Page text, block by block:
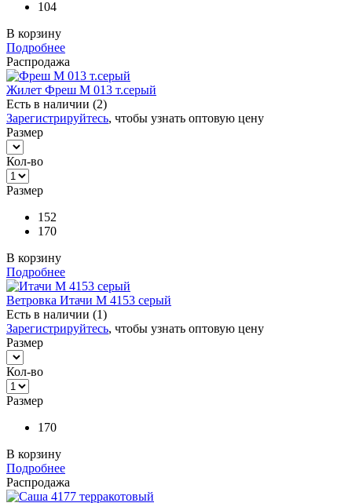
104
В корзину
Подробнее
Распродажа
Жилет Фреш М 013 т.серый
Есть в наличии (2)
Зарегистрируйтесь, чтобы узнать оптовую цену
Размер
Кол-во
Размер
152
170
В корзину
Подробнее
Ветровка Итачи М 4153 серый
Есть в наличии (1)
Зарегистрируйтесь, чтобы узнать оптовую цену
Размер
Кол-во
Размер
170
В корзину
Подробнее
Распродажа